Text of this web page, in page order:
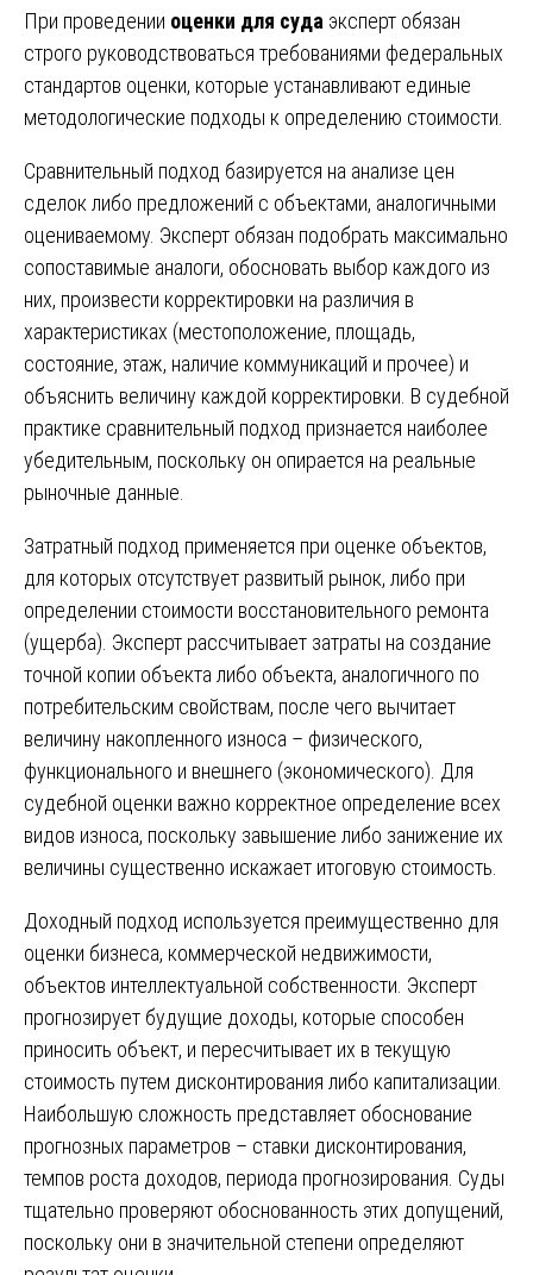
При проведении оценки для суда эксперт обязан
строго руководствоваться требованиями федеральных
стандартов оценки, которые устанавливают единые
методологические подходы к определению стоимости.
Сравнительный подход базируется на анализе цен
сделок либо предложений с объектами, аналогичными
оцениваемому. Эксперт обязан подобрать максимально
сопоставимые аналоги, обосновать выбор каждого из
них, произвести корректировки на различия в
характеристиках (местоположение, площадь,
состояние, этаж, наличие коммуникаций и прочее) и
объяснить величину каждой корректировки. В судебной
практике сравнительный подход признается наиболее
убедительным, поскольку он опирается на реальные
рыночные данные.
Затратный подход применяется при оценке объектов,
для которых отсутствует развитый рынок, либо при
определении стоимости восстановительного ремонта
(ущерба). Эксперт рассчитывает затраты на создание
точной копии объекта либо объекта, аналогичного по
потребительским свойствам, после чего вычитает
величину накопленного износа – физического,
функционального и внешнего (экономического). Для
судебной оценки важно корректное определение всех
видов износа, поскольку завышение либо занижение их
величины существенно искажает итоговую стоимость.
Доходный подход используется преимущественно для
оценки бизнеса, коммерческой недвижимости,
объектов интеллектуальной собственности. Эксперт
прогнозирует будущие доходы, которые способен
приносить объект, и пересчитывает их в текущую
стоимость путем дисконтирования либо капитализации.
Наибольшую сложность представляет обоснование
прогнозных параметров – ставки дисконтирования,
темпов роста доходов, периода прогнозирования. Суды
тщательно проверяют обоснованность этих допущений,
поскольку они в значительной степени определяют